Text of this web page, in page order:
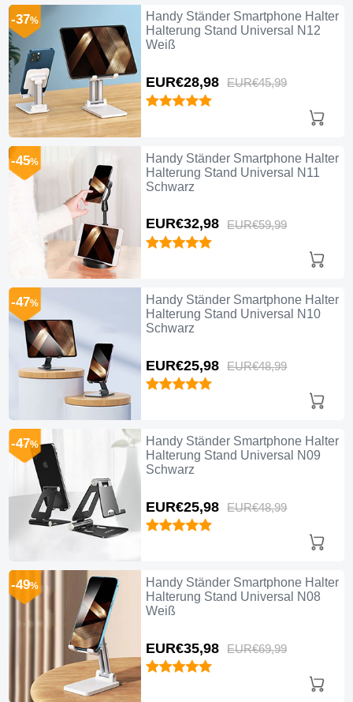
Handy Ständer Smartphone Halter
Halterung Stand Universal N12
Weiß
EUR€28,98 EUR€45,99
-37%
Handy Ständer Smartphone Halter
Halterung Stand Universal N11
Schwarz
EUR€32,98 EUR€59,99
-45%
Handy Ständer Smartphone Halter
Halterung Stand Universal N10
Schwarz
EUR€25,98 EUR€48,99
-47%
Handy Ständer Smartphone Halter
Halterung Stand Universal N09
Schwarz
EUR€25,98 EUR€48,99
-47%
Handy Ständer Smartphone Halter
Halterung Stand Universal N08
Weiß
EUR€35,98 EUR€69,99
-49%